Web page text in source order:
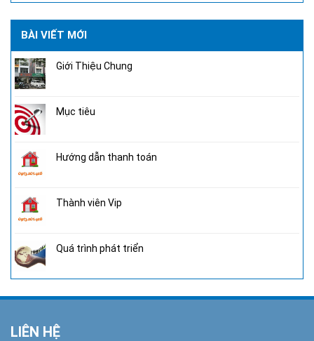
BÀI VIẾT MỚI
Giới Thiệu Chung
Mục tiêu
Hướng dẫn thanh toán
Thành viên Vip
Quá trình phát triển
LIÊN HỆ